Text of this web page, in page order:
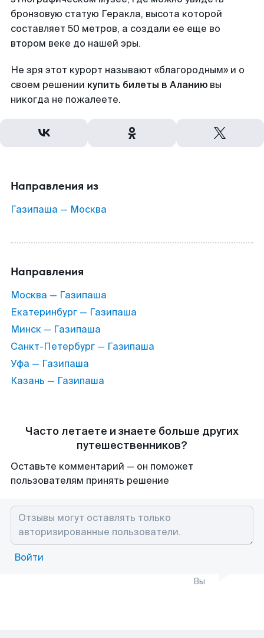
бронзовую статую Геракла, высота которой
составляет 50 метров, а создали ее еще во
втором веке до нашей эры.
Не зря этот курорт называют «благородным» и о
своем решении купить билеты в Аланию вы
никогда не пожалеете.
Направления из
Газипаша — Москва
Направления
Москва — Газипаша
Екатеринбург — Газипаша
Минск — Газипаша
Санкт-Петербург — Газипаша
Уфа — Газипаша
Казань — Газипаша
Часто летаете и знаете больше других
путешественников?
Оставьте комментарий — он поможет
пользователям принять решение
Войти
Вы